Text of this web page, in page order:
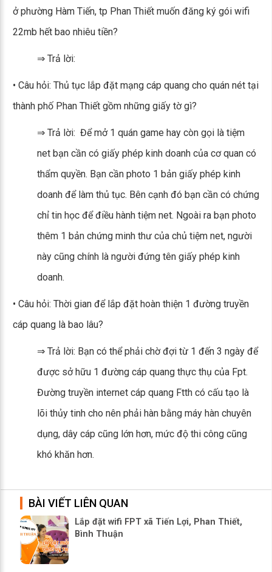
ở phường Hàm Tiến, tp Phan Thiết muốn đăng ký gói wifi
22mb hết bao nhiêu tiền?
⇒ Trả lời:
• Câu hỏi: Thủ tục lắp đặt mạng cáp quang cho quán nét tại
thành phố Phan Thiết gồm những giấy tờ gì?
⇒ Trả lời: Để mở 1 quán game hay còn gọi là tiệm
net bạn cần có giấy phép kinh doanh của cơ quan có
thẩm quyền. Bạn cần photo 1 bản giấy phép kinh
doanh để làm thủ tục. Bên cạnh đó bạn cần có chứng
chỉ tin học để điều hành tiệm net. Ngoài ra bạn photo
thêm 1 bản chứng minh thư của chủ tiệm net, người
này cũng chính là người đứng tên giấy phép kinh
doanh.
• Câu hỏi: Thời gian để lắp đặt hoàn thiện 1 đường truyền
cáp quang là bao lâu?
⇒ Trả lời: Bạn có thể phải chờ đợi từ 1 đến 3 ngày để
được sở hữu 1 đường cáp quang thực thụ của Fpt.
Đường truyền internet cáp quang Ftth có cấu tạo là
lõi thủy tinh cho nên phải hàn bằng máy hàn chuyên
dụng, dây cáp cũng lớn hơn, mức độ thi công cũng
khó khăn hơn.
BÀI VIẾT LIÊN QUAN
Lắp đặt wifi FPT xã Tiến Lợi, Phan Thiết,
Bình Thuận